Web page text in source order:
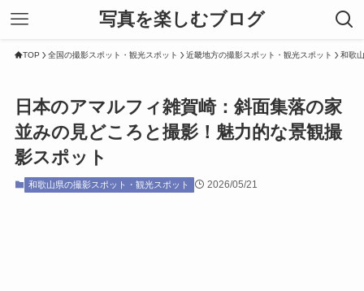
写真を楽しむブログ
TOP 全国の撮影スポット・観光スポット 近畿地方の撮影スポット・観光スポット 和歌
日本のアマルフィ雑賀崎：斜面集落の家
並みの見どころと撮影！魅力的な景観撮
影スポット
和歌山県の撮影スポット・観光スポット 2026/05/21